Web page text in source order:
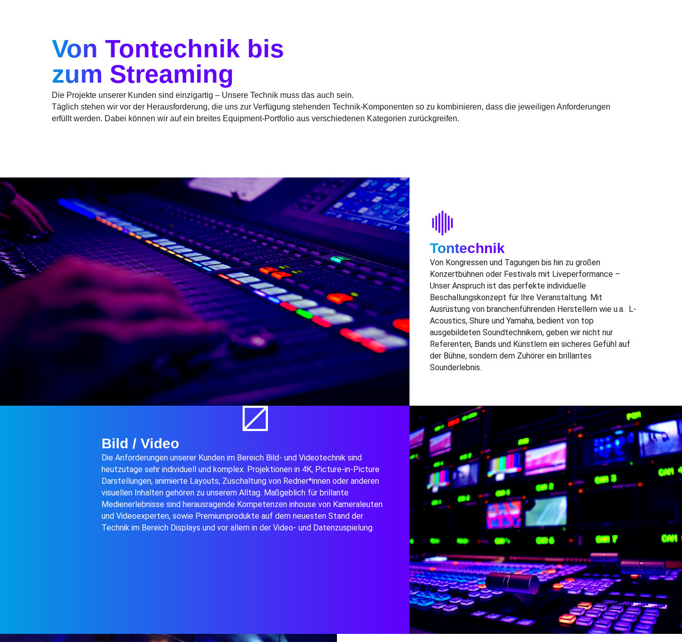
Von Tontechnik bis
zum Streaming
Die Projekte unserer Kunden sind einzigartig – Unsere Technik muss das auch sein.
Täglich stehen wir vor der Herausforderung, die uns zur Verfügung stehenden Technik-Komponenten so zu kombinieren, dass die jeweiligen Anforderungen
erfüllt werden. Dabei können wir auf ein breites Equipment-Portfolio aus verschiedenen Kategorien zurückgreifen.
Tontechnik
Von Kongressen und Tagungen bis hin zu großen
Konzertbühnen oder Festivals mit Liveperformance –
Unser Anspruch ist das perfekte individuelle
Beschallungskonzept für Ihre Veranstaltung. Mit
Ausrüstung von branchenführenden Herstellern wie u.a. L-
Acoustics, Shure und Yamaha, bedient vontop
ausgebildeten Soundtechnikern,geben wir nicht nur
Referenten, Bands und Künstlernein sicheres Gefühl auf
der Bühne, sondern dem Zuhörer ein brillantes
Sounderlebnis.
Bild / Video
Die Anforderungen unserer Kunden im Bereich Bild- und Videotechnik sind
heutzutage sehr individuell und komplex. Projektionen in 4K, Picture-in-Picture
Darstellungen, animierte Layouts, Zuschaltung von Redner*innen oder anderen
visuellen Inhalten gehören zu unserem Alltag. Maßgeblich für brillante
Medienerlebnisse sind herausragende Kompetenzen inhouse von Kameraleuten
und Videoexperten, sowie Premiumprodukte auf dem neuesten Stand der
Technik im Bereich Displays und vor allem in der Video- und Datenzuspielung.